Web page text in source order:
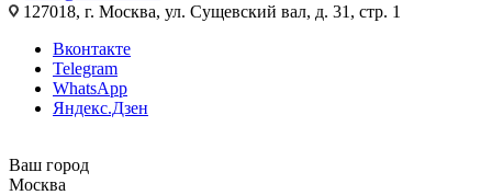
127018, г. Москва, ул. Сущевский вал, д. 31, стр. 1
Вконтакте
Telegram
WhatsApp
Яндекс.Дзен
Ваш город
Москва